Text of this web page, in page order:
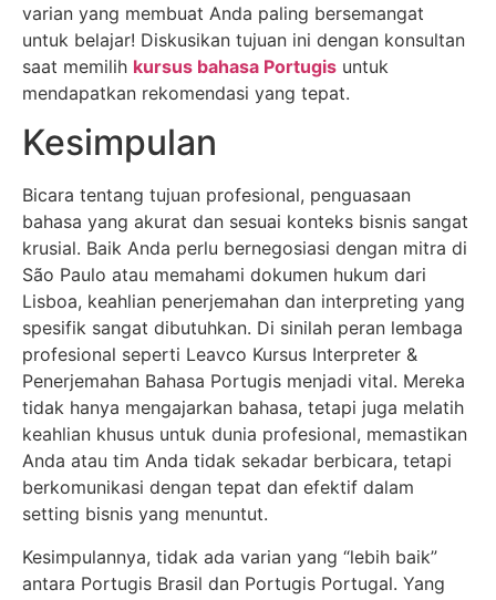
varian yang membuat Anda paling bersemangat
untuk belajar! Diskusikan tujuan ini dengan konsultan
saat memilih kursus bahasa Portugis untuk
mendapatkan rekomendasi yang tepat.
Kesimpulan
Bicara tentang tujuan profesional, penguasaan
bahasa yang akurat dan sesuai konteks bisnis sangat
krusial. Baik Anda perlu bernegosiasi dengan mitra di
São Paulo atau memahami dokumen hukum dari
Lisboa, keahlian penerjemahan dan interpreting yang
spesifik sangat dibutuhkan. Di sinilah peran lembaga
profesional seperti Leavco Kursus Interpreter &
Penerjemahan Bahasa Portugis menjadi vital. Mereka
tidak hanya mengajarkan bahasa, tetapi juga melatih
keahlian khusus untuk dunia profesional, memastikan
Anda atau tim Anda tidak sekadar berbicara, tetapi
berkomunikasi dengan tepat dan efektif dalam
setting bisnis yang menuntut.
Kesimpulannya, tidak ada varian yang “lebih baik”
antara Portugis Brasil dan Portugis Portugal. Yang